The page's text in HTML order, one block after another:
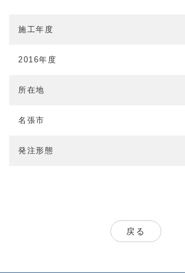
施工年度
2016年度
所在地
名張市
発注形態
戻る